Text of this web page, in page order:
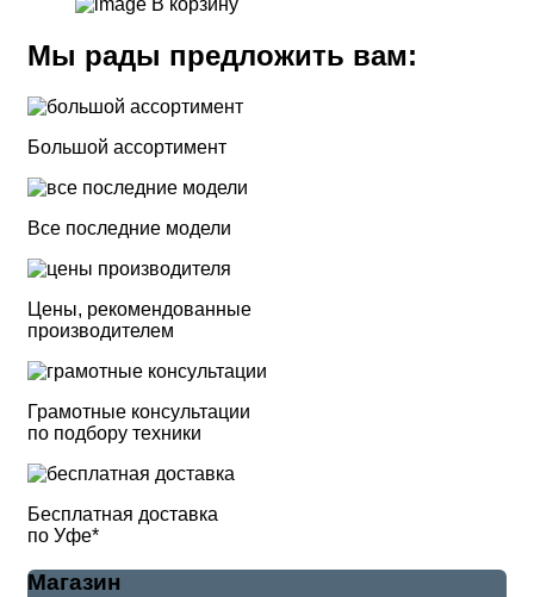
В корзину
Мы рады предложить вам:
Большой ассортимент
Все последние модели
Цены, рекомендованные
производителем
Грамотные консультации
по подбору техники
Бесплатная доставка
по Уфе*
Магазин